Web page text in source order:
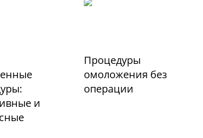
и
Процедуры
омоложения без
операции